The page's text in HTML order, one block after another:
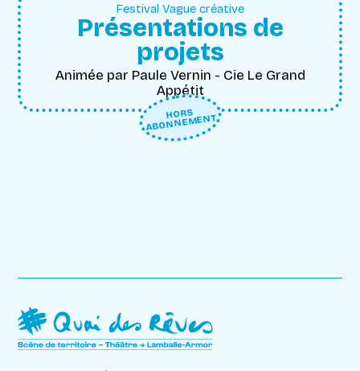
Festival Vague créative
Présentations de
projets
Animée par Paule Vernin - Cie Le Grand
Appétit
HORS
ABONNEMENT